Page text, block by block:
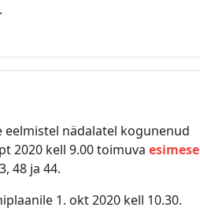
nädalatel kogunenud
2020 kell 9.00 toimuva esimese
48 ja 44.
1. okt 2020 kell 10.30.